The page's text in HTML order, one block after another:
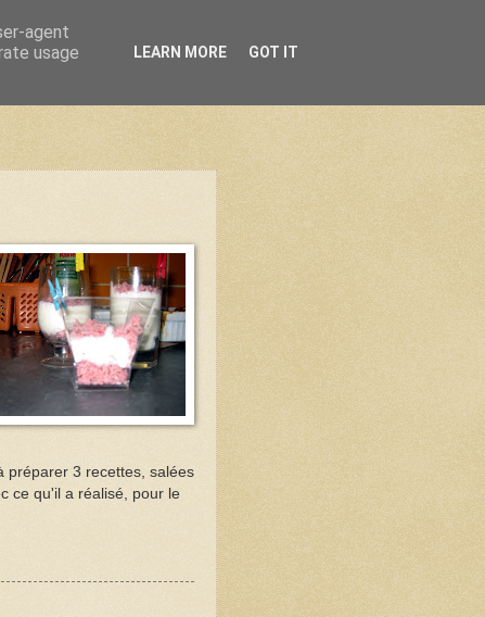
préparer 3 recettes, salées
ce qu'il a réalisé, pour le
agent
usage
LEARN MORE GOT IT